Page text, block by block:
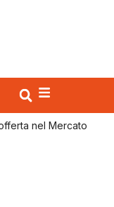
nel Mercato